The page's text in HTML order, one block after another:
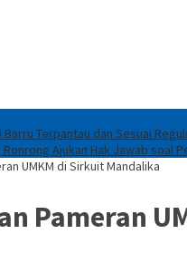
Terpantau dan Sesuai
Ronrong Ajukan Hak Jawab soal
UMKM di Sirkuit Mandalika
Pameran